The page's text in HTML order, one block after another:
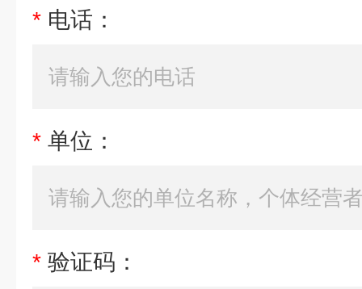
* 电话：
* 单位：
* 验证码：